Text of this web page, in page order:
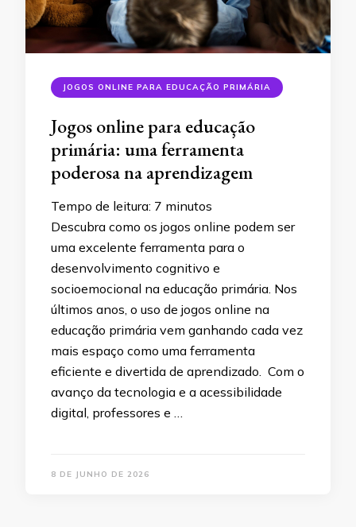
JOGOS ONLINE PARA EDUCAÇÃO PRIMÁRIA
Jogos online para educação
primária: uma ferramenta
poderosa na aprendizagem
Tempo de leitura: 7 minutos
Descubra como os jogos online podem ser
uma excelente ferramenta para o
desenvolvimento cognitivo e
socioemocional na educação primária. Nos
últimos anos, o uso de jogos online na
educação primária vem ganhando cada vez
mais espaço como uma ferramenta
eficiente e divertida de aprendizado. Com o
avanço da tecnologia e a acessibilidade
digital, professores e …
8 DE JUNHO DE 2026